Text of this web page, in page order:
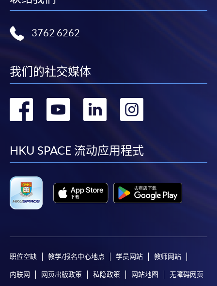
3762 6262
我们的社交媒体
转
facebook
转
youtube
转
linkedin
转
HKU SPACE 流动应用程式
职位空缺 教学/报名中心地点 学员网站 教师网站
内联网 网页出版政策 私隐政策 网站地图 无障碍网页